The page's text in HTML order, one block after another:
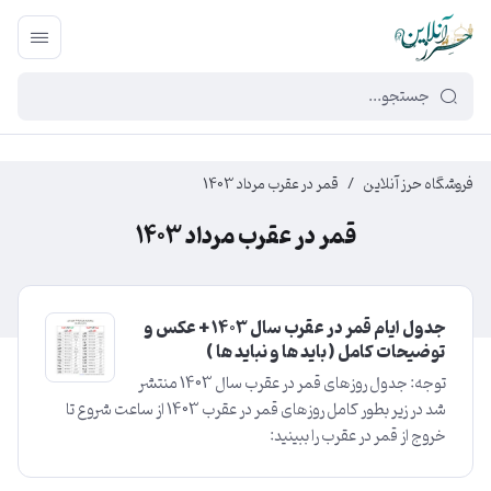
449f43cf-3da2-4422-bb12-2566cb5b8b05
فروشگاه حرز آنلاین / قمر در عقرب مرداد 1403
قمر در عقرب مرداد 1403
جدول ایام قمر در عقرب سال ۱۴۰3 + عکس و
توضیحات کامل ( باید ها و نباید ها )
توجه: جدول روزهای قمر در عقرب سال 1403 منتشر
شد در زیر بطور کامل روزهای قمر در عقرب 1403 از ساعت شروع تا
خروج از قمر در عقرب را ببینید: